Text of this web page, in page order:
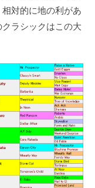
対的に地の利があ
ラシックはこの大